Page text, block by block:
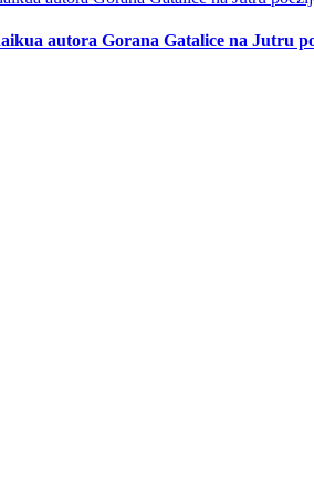
autora Gorana Gatalice na Jutru